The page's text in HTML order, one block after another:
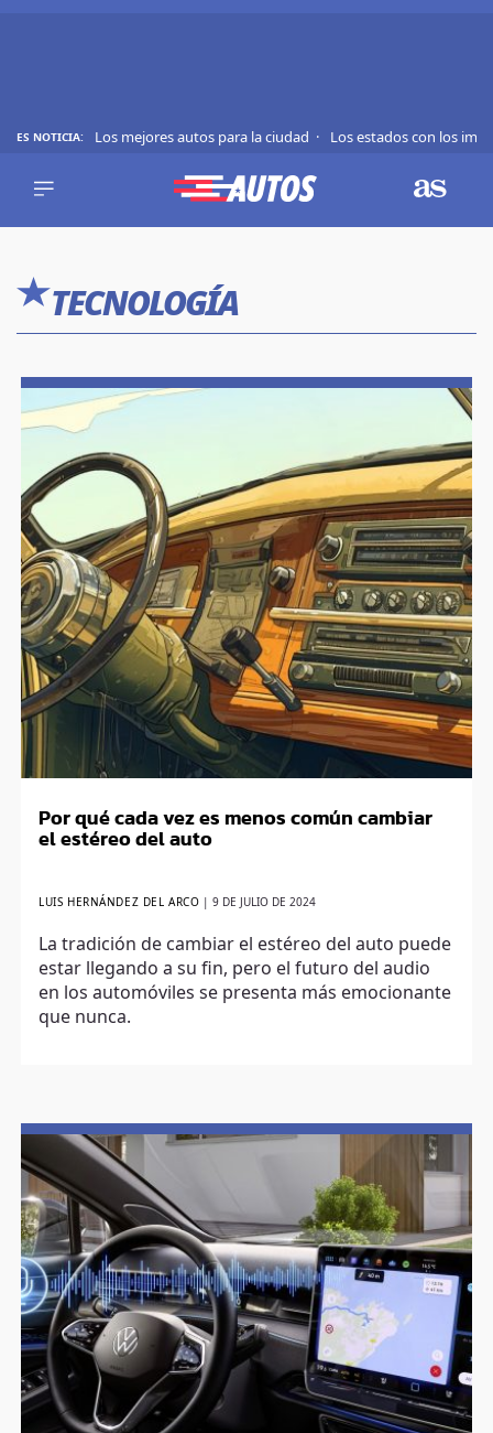
contenido
ES NOTICIA: Los mejores autos para la ciudad Los estados con los
AUTO
ACTUALIDAD
CURIOSIDADES
SÍGUENOS
TECNOLOGÍA
Por qué cada vez es menos común cambiar
el estéreo del auto
LUIS HERNÁNDEZ DEL ARCO |9 DE JULIO DE 2024
La tradición de cambiar el estéreo del auto puede
estar llegando a su fin, pero el futuro del audio
en los automóviles se presenta más emocionante
que nunca.